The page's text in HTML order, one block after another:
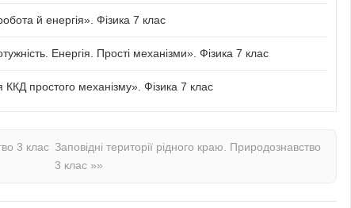
й енергія». Фізика 7 клас
Енергія. Прості механізми». Фізика 7 клас
простого механізму». Фізика 7 клас
3 клас Заповідні території рідного краю. Природознавство
3 клас »»